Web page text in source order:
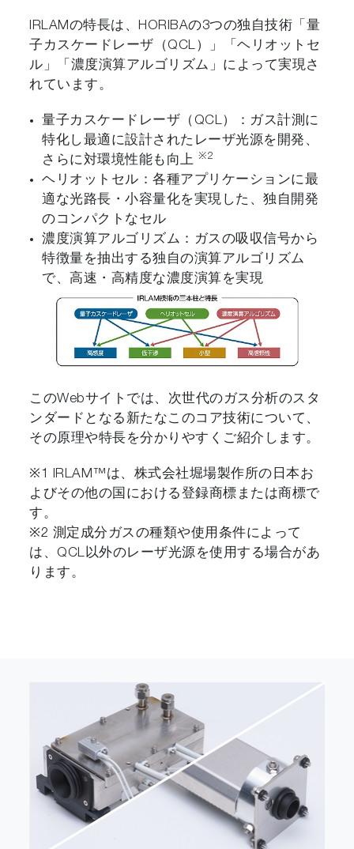
IRLAMの特長は、HORIBAの3つの独自技術「量
子カスケードレーザ（QCL）」「ヘリオットセ
ル」「濃度演算アルゴリズム」によって実現さ
れています。
量子カスケードレーザ（QCL）：ガス計測に
特化し最適に設計されたレーザ光源を開発、
さらに対環境性能も向上 ※2
ヘリオットセル：各種アプリケーションに最
適な光路長・小容量化を実現した、独自開発
のコンパクトなセル
濃度演算アルゴリズム：ガスの吸収信号から
特徴量を抽出する独自の演算アルゴリズム
で、高速・高精度な濃度演算を実現
このWebサイトでは、次世代のガス分析のスタ
ンダードとなる新たなこのコア技術について、
その原理や特長を分かりやすくご紹介します。
※1 IRLAM™は、株式会社堀場製作所の日本お
よびその他の国における登録商標または商標で
す。
※2 測定成分ガスの種類や使用条件によって
は、QCL以外のレーザ光源を使用する場合があ
ります。